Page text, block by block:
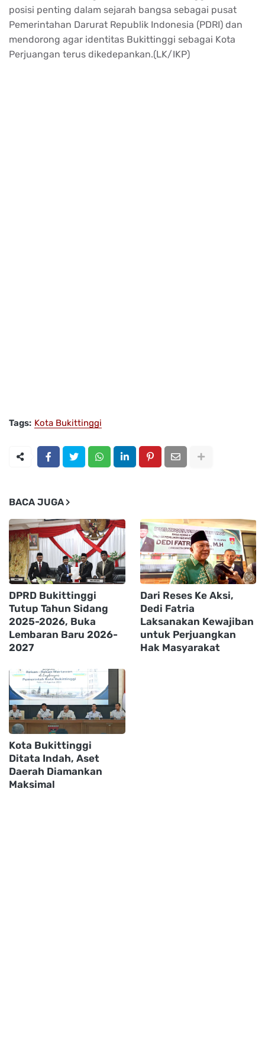
posisi penting dalam sejarah bangsa sebagai pusat
Pemerintahan Darurat Republik Indonesia (PDRI) dan
mendorong agar identitas Bukittinggi sebagai Kota
Perjuangan terus dikedepankan.(LK/IKP)
Tags: Kota Bukittinggi
BACA JUGA
DPRD Bukittinggi
Tutup Tahun Sidang
2025-2026, Buka
Lembaran Baru 2026-
2027
Dari Reses Ke Aksi,
Dedi Fatria
Laksanakan Kewajiban
untuk Perjuangkan
Hak Masyarakat
Kota Bukittinggi
Ditata Indah, Aset
Daerah Diamankan
Maksimal